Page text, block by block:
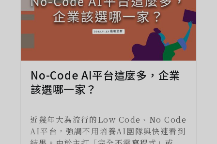
No-Code AI平台這麼多，企業
該選哪一家？
近幾年大為流行的Low Code、No Code
AI平台，強調不用培養AI團隊與快速看到